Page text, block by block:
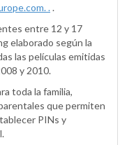
..
entre 12 y 17
elaborado según la
las películas emitidas
y 2010.
toda la familia,
que permiten
PINs y